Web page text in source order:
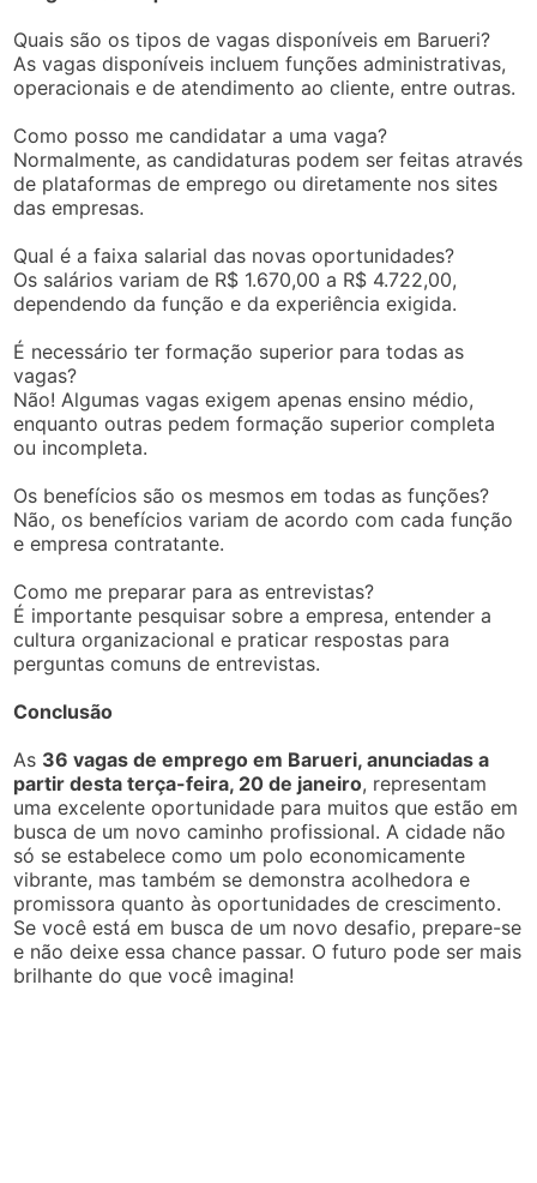
Quais são os tipos de vagas disponíveis em Barueri?
As vagas disponíveis incluem funções administrativas,
operacionais e de atendimento ao cliente, entre outras.
Como posso me candidatar a uma vaga?
Normalmente, as candidaturas podem ser feitas através
de plataformas de emprego ou diretamente nos sites
das empresas.
Qual é a faixa salarial das novas oportunidades?
Os salários variam de R$ 1.670,00 a R$ 4.722,00,
dependendo da função e da experiência exigida.
É necessário ter formação superior para todas as
vagas?
Não! Algumas vagas exigem apenas ensino médio,
enquanto outras pedem formação superior completa
ou incompleta.
Os benefícios são os mesmos em todas as funções?
Não, os benefícios variam de acordo com cada função
e empresa contratante.
Como me preparar para as entrevistas?
É importante pesquisar sobre a empresa, entender a
cultura organizacional e praticar respostas para
perguntas comuns de entrevistas.
Conclusão
As 36 vagas de emprego em Barueri, anunciadas a
partir desta terça-feira, 20 de janeiro, representam
uma excelente oportunidade para muitos que estão em
busca de um novo caminho profissional. A cidade não
só se estabelece como um polo economicamente
vibrante, mas também se demonstra acolhedora e
promissora quanto às oportunidades de crescimento.
Se você está em busca de um novo desafio, prepare-se
e não deixe essa chance passar. O futuro pode ser mais
brilhante do que você imagina!